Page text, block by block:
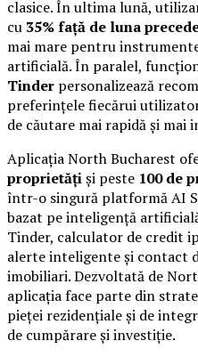
clasice. În ultima lună,
cu 35% față de luna
mai mare pentru
artificială. În paralel,
Tinder personalizează
preferințele fiecărui
de căutare mai rapidă și mai
Aplicația North Bucharest
proprietățiși peste 100 de
într-o singură platformă AI
bazat pe inteligență
Tinder, calculator de credit
alerte inteligente și contact
imobiliari. Dezvoltată de
aplicația face parte din
pieței rezidențiale și de
de cumpărare și investiție.